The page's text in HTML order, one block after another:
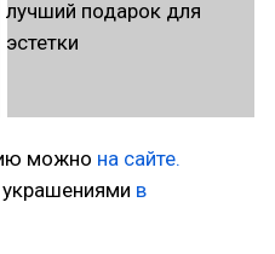
можно на сайте.
в